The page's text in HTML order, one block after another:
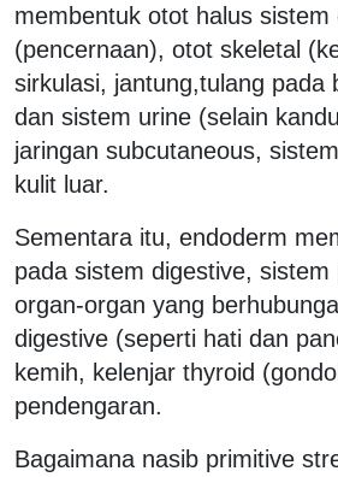
membentuk otot halus sistem
(pencernaan), otot skeletal
sirkulasi, jantung,tulang pada
dan sistem urine (selain
jaringan subcutaneous,
kulit luar.
Sementara itu, endoderm
pada sistem digestive, sistem
organ-organ yang
digestive (seperti hati dan
kemih, kelenjar thyroid
pendengaran.
Bagaimana nasib primitive